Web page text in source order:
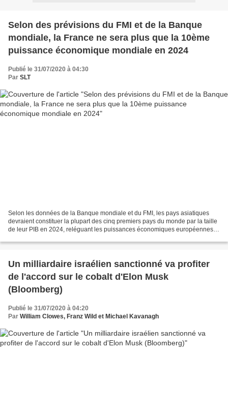
Selon des prévisions du FMI et de la Banque
mondiale, la France ne sera plus que la 10ème
puissance économique mondiale en 2024
Publié le 31/07/2020 à 04:30
Par SLT
Selon les données de la Banque mondiale et du FMI, les pays asiatiques
devraient constituer la plupart des cinq premiers pays du monde par la taille
de leur PIB en 2024, reléguant les puissances économiques européennes à
Un milliardaire israélien sanctionné va profiter
de l'accord sur le cobalt d'Elon Musk
(Bloomberg)
Publié le 31/07/2020 à 04:20
Par William Clowes, Franz Wild et Michael Kavanagh